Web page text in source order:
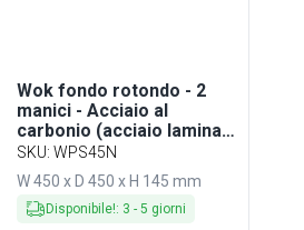
Wok fondo rotondo - 2
manici - Acciaio al
carbonio (acciaio laminato
a freddo) - per induzione -
Ø 450mm - Altezza:
145mm - compatibile con
IDS3N, IDS8N e IDS9
SKU: WPS45N
W 450 x D 450 x H 145 mm
Disponibile!: 3 - 5 giorni